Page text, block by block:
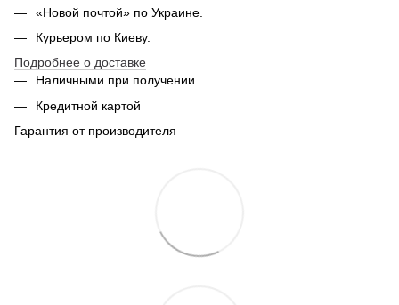
«Новой почтой» по Украине.
Курьером по Киеву.
Подробнее о доставке
Наличными при получении
Кредитной картой
Гарантия от производителя